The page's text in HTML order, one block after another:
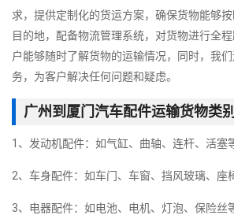
求，提供定制化的货运方案，确保货物能够
目的地，配备物流管理系统，对货物进行全
户能够随时了解货物的运输情况，同时，我
务，为客户解决任何问题和疑虑。
广州到厦门汽车配件运输货物类别
1、发动机配件：如气缸、曲轴、连杆、活塞
2、车身配件：如车门、车窗、挡风玻璃、座
3、电器配件：如电池、电机、灯泡、保险丝